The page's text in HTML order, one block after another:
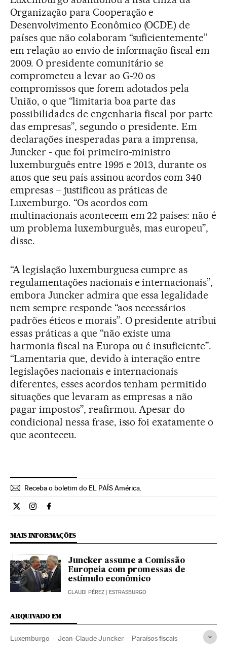
Organização para Cooperação e
Desenvolvimento Econômico (OCDE) de
países que não colaboram “suficientemente”
em relação ao envio de informação fiscal em
2009. O presidente comunitário se
comprometeu a levar ao G-20 os
compromissos que forem adotados pela
União, o que “limitaria boa parte das
possibilidades de engenharia fiscal por parte
das empresas”, segundo o presidente. Em
declarações inesperadas para a imprensa,
Juncker - que foi primeiro-ministro
luxemburguês entre 1995 e 2013, durante os
anos que seu país assinou acordos com 340
empresas – justificou as práticas de
Luxemburgo. “Os acordos com
multinacionais acontecem em 22 países: não é
um problema luxemburguês, mas europeu”,
disse.
“A legislação luxemburguesa cumpre as
regulamentações nacionais e internacionais”,
embora Juncker admira que essa legalidade
nem sempre responde “aos necessários
padrões éticos e morais”. O presidente atribui
essas práticas a que “não existe uma
harmonia fiscal na Europa ou é insuficiente”.
“Lamentaria que, devido à interação entre
legislações nacionais e internacionais
diferentes, esses acordos tenham permitido
situações que levaram as empresas a não
pagar impostos”, reafirmou. Apesar do
condicional nessa frase, isso foi exatamente o
que aconteceu.
Receba o boletim do EL PAÍS América.
Economia El País Brasil en Twitter
Economia El País Brasil en Instagram
Economia El País Brasil en Facebook
MAIS INFORMAÇÕES
Juncker assume a Comissão
Europeia com promessas de
estímulo econômico
CLAUDI PÉREZ | ESTRASBURGO
ARQUIVADO EM
Luxemburgo Jean-Claude Juncker Paraísos fiscais